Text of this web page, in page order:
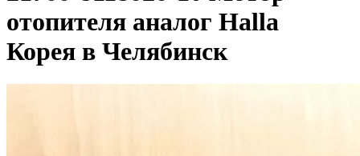
отопителя аналог Halla
Корея в Челябинск